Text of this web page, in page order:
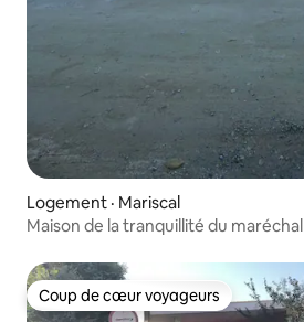
Logement · Mariscal
Maison de la tranquillité du maréchal
Coup de cœur voyageurs
Coup de cœur voyageurs